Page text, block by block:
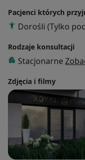
- diagnostyka
tarczyca, piersi,
Poza pracą:
Pacjenci których
Dorośli (Tylko
Rodzaje konsultacji
Stacjonarne
Zdjęcia i filmy